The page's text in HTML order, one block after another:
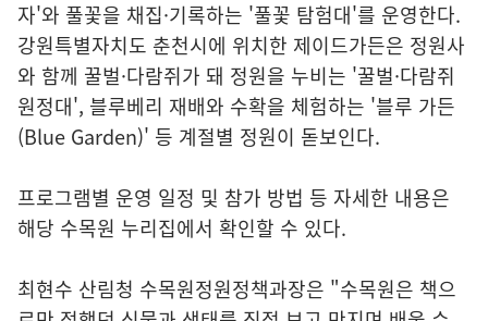
자'와 풀꽃을 채집·기록하는 '풀꽃 탐험대'를 운영한다.
강원특별자치도 춘천시에 위치한 제이드가든은 정원사
와 함께 꿀벌·다람쥐가 돼 정원을 누비는 '꿀벌·다람쥐
원정대', 블루베리 재배와 수확을 체험하는 '블루 가든
(Blue Garden)' 등 계절별 정원이 돋보인다.
프로그램별 운영 일정 및 참가 방법 등 자세한 내용은
해당 수목원 누리집에서 확인할 수 있다.
최현수 산림청 수목원정원정책과장은 "수목원은 책으